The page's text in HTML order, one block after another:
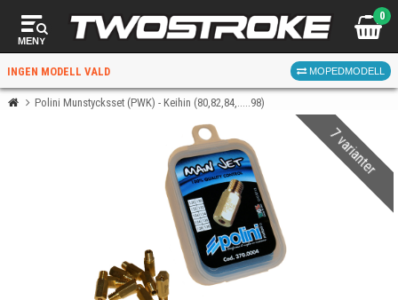
MENY
0
INGEN MODELL VALD MOPEDMODELL
VÄLJ MOPEDFÖR RÄTT DELAR
Polini Munstycksset (PWK) - Keihin (80,82,84,.....98)
7 varianter